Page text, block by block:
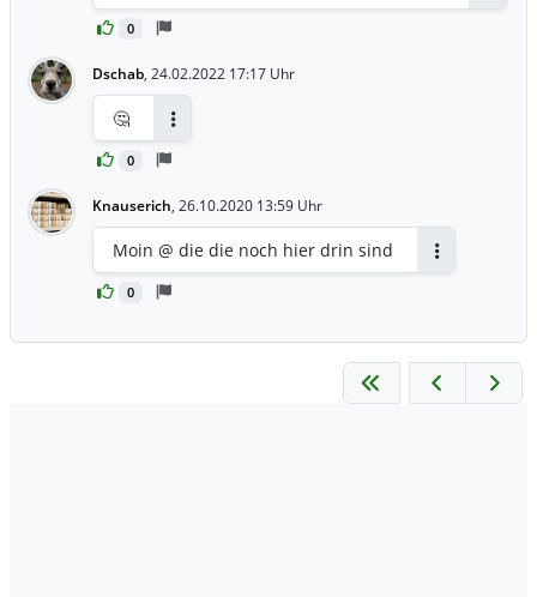
0
Dschab, 24.02.2022 17:17 Uhr
0
🤔
Knauserich, 26.10.2020 13:59 Uhr
0
Moin @ die die noch hier drin sind